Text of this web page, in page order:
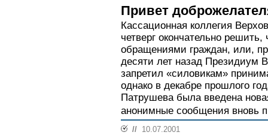
Привет
Кассационная коллегия
четверг окончательно
обращениями граждан, или,
десяти лет назад Президиум
запретил «силовикам»
однако в декабре прошлого
Патрушева была введена
анонимные сообщения вновь
// 10.07.2001